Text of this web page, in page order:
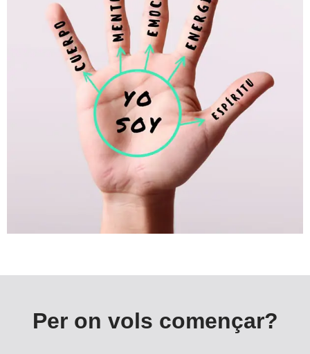
Per on vols començar?